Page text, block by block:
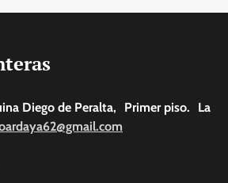
Diego de Peralta, Primer piso. La